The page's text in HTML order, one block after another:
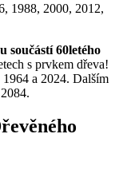
1988, 2000, 2012,
součástí 60letého
s prvkem dřeva!
a 2024. Dalším